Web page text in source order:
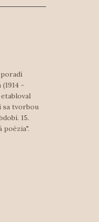
-
sa tvorbou
15.
poézia".